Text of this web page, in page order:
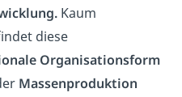
Kaum
diese
Organisationsform
Massenproduktion